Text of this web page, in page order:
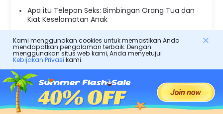
Apa itu Telepon Seks: Bimbingan Orang Tua dan
Kiat Keselamatan Anak
risiko
Apakah cocomelon buruk untuk anak -anak &
mengapa orang tua prihatin pada tahun 2025
Kalkulator Top Pokémon Catch peringkat untuk
setiap generasi
Film Encanto: Pengalaman Keluarga Magical
Kami menggunakan cookies untuk memastikan Anda
mendapatkan pengalaman terbaik. Dengan
menggunakan situs web kami, Anda menyetujui
Kebijakan Privasi kami.